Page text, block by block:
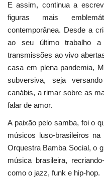
E assim, continua a
figuras mais
contemporânea. Desde a
ao seu último trabalho
transmissões ao vivo
casa em plena pandemia,
subversiva, seja
canábis, a rimar sobre as
falar de amor.
A paixão pelo samba, foi o
músicos luso-brasileiros
Orquestra Bamba Social, o
música brasileira,
como o jazz, funk e hip-hop.